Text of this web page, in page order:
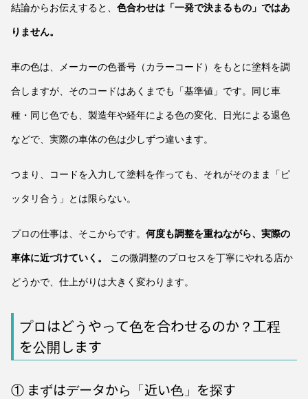
結論からお伝えすると、 色合わせは「一発で決まるもの」ではあ
りません。
車の色は、メーカーの色番号（カラーコード）をもとに塗料を調
合しますが、そのコードはあくまでも「基準値」です。同じ車
種・同じ色でも、製造年や経年による色の変化、日光による退色
などで、実際の車体の色は少しずつ違います。
つまり、コードを入力して塗料を作っても、それがそのまま「ピ
ッタリ合う」とは限らない。
プロの仕事は、そこからです。 何度も調整を重ねながら、実際の
車体に近づけていく。 この微調整のプロセスを丁寧にやれる店か
どうかで、仕上がりは大きく変わります。
プロはどうやって色を合わせるのか？工程
を公開します
① まずはデータから「近い色」を探す